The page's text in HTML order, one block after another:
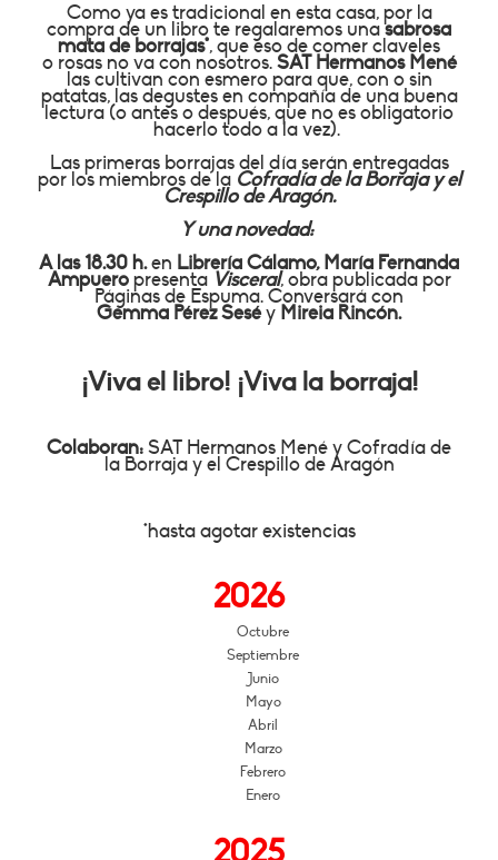
Como ya es tradicional en esta casa, por la
compra de un libro te regalaremos unasabrosa
mata de borrajas*, que eso de comer claveles
o rosas no va con nosotros.SAT Hermanos Mené
las cultivan con esmeropara que, con o sin
patatas, las degustes en compañía de una buena
lectura (o antes o después, que no es obligatorio
hacerlo todo a la vez).
Las primeras borrajas del día serán entregadas
por los miembros de la Cofradía de laBorraja y el
Crespillo de Aragón.
Y una novedad:
A las 18.30 h.en Librería Cálamo, María Fernanda
Ampueropresenta Visceral, obra publicada por
Páginas de Espuma. Conversará con
Gemma Pérez Seséy Mireia Rincón.
¡Viva el libro! ¡Viva la borraja!
Colaboran:SAT Hermanos Mené yCofradía de
la Borraja y el Crespillo de Aragón
*hasta agotar existencias
2026
Octubre
Septiembre
Junio
Mayo
Abril
Marzo
Febrero
Enero